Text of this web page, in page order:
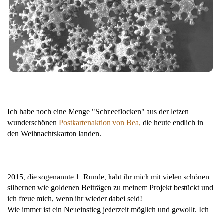
Ich habe noch eine Menge "Schneeflocken" aus der letzen
wunderschönen Postkartenaktion von Bea, die heute endlich in
den Weihnachtskarton landen.
2015, die sogenannte 1. Runde, habt ihr mich mit vielen schönen
silbernen wie goldenen Beiträgen zu meinem Projekt bestückt und
ich freue mich, wenn ihr wieder dabei seid!
Wie immer ist ein Neueinstieg jederzeit möglich und gewollt. Ich